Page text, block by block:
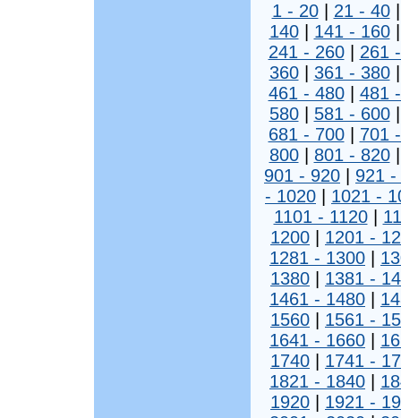
1 - 20| 21 - 40
140| 141 - 160
241 - 260| 261
360| 361 - 380
461 - 480| 481
580| 581 - 600
681 - 700| 701
800| 801 - 820
901 - 920
921 -
- 1020
1021 -
1101 - 1120|
1200
1201 -
1281 - 1300
1380
1381 -
1461 - 1480
1560
1561 -
1641 - 1660
1740
1741 -
1821 - 1840
1920
1921 -